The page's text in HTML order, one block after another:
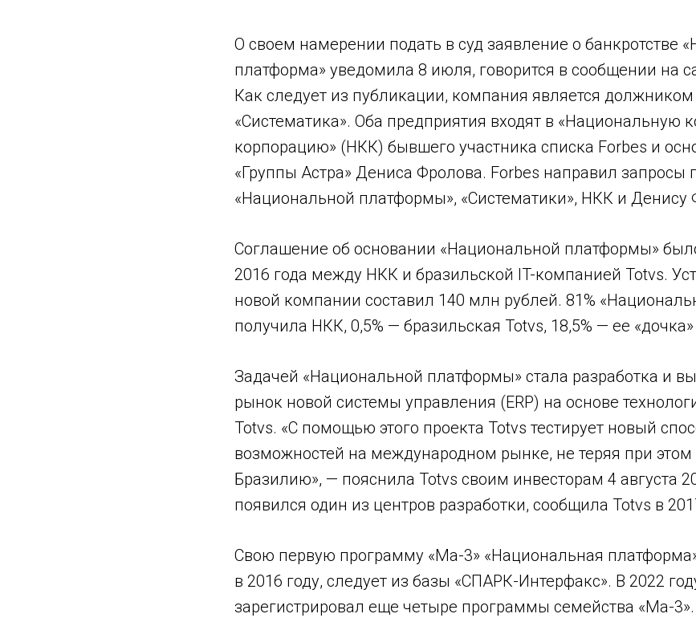
О своем намерении подать в суд заявление о банкротстве
платформа» уведомила 8 июля, говорится в сообщении на
Как следует из публикации, компания является
«Систематика». Оба предприятия входят в «Национальную
корпорацию» (НКК) бывшего участника списка Forbes и
«Группы Астра» Дениса Фролова. Forbes направил запросы
«Национальной платформы», «Систематики», НКК и Денису
Соглашение об основании «Национальной платформы»
2016 года между НКК и бразильской IT-компанией Totvs.
новой компании составил 140 млн рублей. 81%
получила НКК, 0,5% — бразильская Totvs, 18,5% — ее
Задачей «Национальной платформы» стала разработка и
рынок новой системы управления (ERP) на основе
Totvs. «С помощью этого проекта Totvs тестирует новый
возможностей на международном рынке, не теряя при этом
Бразилию», — пояснила Totvs своим инвесторам 4 августа
появился один из центров разработки, сообщила Totvs в
Свою первую программу «Ма-3» «Национальная
в 2016 году, следует из базы «СПАРК-Интерфакс». В 2022
зарегистрировал еще четыре программы семейства «Ма-